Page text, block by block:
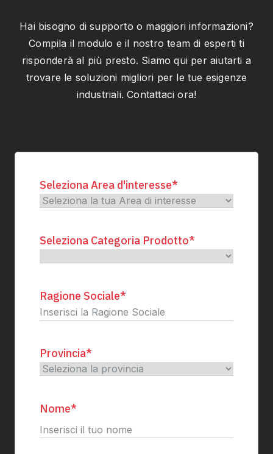
Hai bisogno di supporto o maggiori informazioni?
Compila il modulo e il nostro team di esperti ti
risponderà al più presto. Siamo qui per aiutarti a
trovare le soluzioni migliori per le tue esigenze
industriali. Contattaci ora!
Seleziona Area d'interesse*
Seleziona Categoria Prodotto*
Ragione Sociale*
Provincia*
Nome*